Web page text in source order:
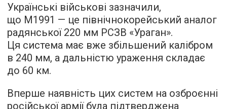
Українські військові зазначили,
що М1991 — це північнокорейський аналог
радянської 220 мм РСЗВ «Ураган».
Ця система має вже збільшений калібром
в 240 мм, а дальністю ураження складає
до 60 км.
Вперше наявність цих систем на озброєнні
російської армії була підтверджена